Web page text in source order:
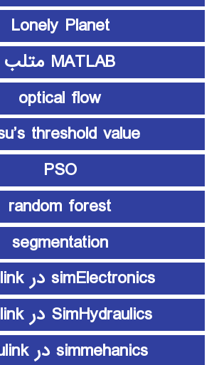
Lonely Planet
MATLAB متلب
optical flow
threshold value
PSO
random forest
segmentation
simElectronics در Simulink
SimHydraulics در simulink
simmehanics در simulink